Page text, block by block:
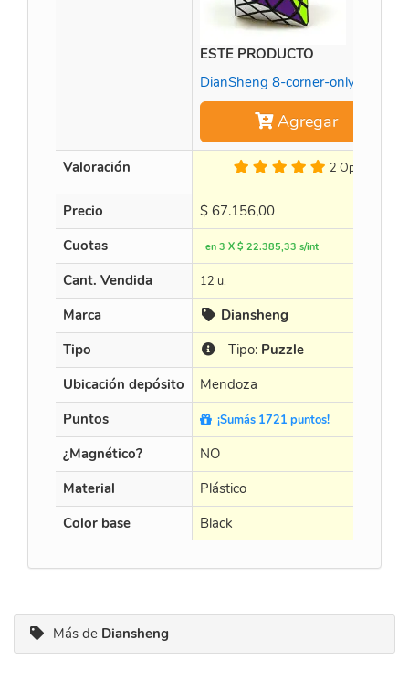
ESTE PRODUCTO
DianSheng 8-corner-only Black
Agregar
Valoración 2 Op.
Precio $ 67.156,00
Cuotas
en 3 X $ 22.385,33 s/int
Cant. Vendida 12 u.
Marca
Diansheng
Tipo
Tipo: Puzzle
Ubicación depósito
Mendoza
Puntos
¡Sumás 1721 puntos!
¿Magnético? NO
Material
Plástico
Color base
Black
Más de Diansheng